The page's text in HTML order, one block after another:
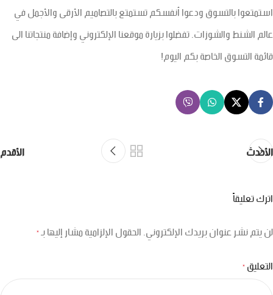
استمتعوا بالتسوق ودعوا أنفسكم تستمتع بالتصاميم الأرقى والأجمل في
عالم الشنط والشوزات. تفضلوا بزيارة موقعنا الإلكتروني وإضافة منتجاتنا الى
قائمة التسوق الخاصة بكم اليوم!
الأحدث الأقدم
اترك تعليقاً
لن يتم نشر عنوان بريدك الإلكتروني.الحقول الإلزامية مشار إليها بـ*
التعليق*